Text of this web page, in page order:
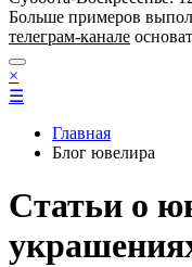
Больше примеров
телеграм-канале
×
☰
Главная
Блог ювелира
Статьи о